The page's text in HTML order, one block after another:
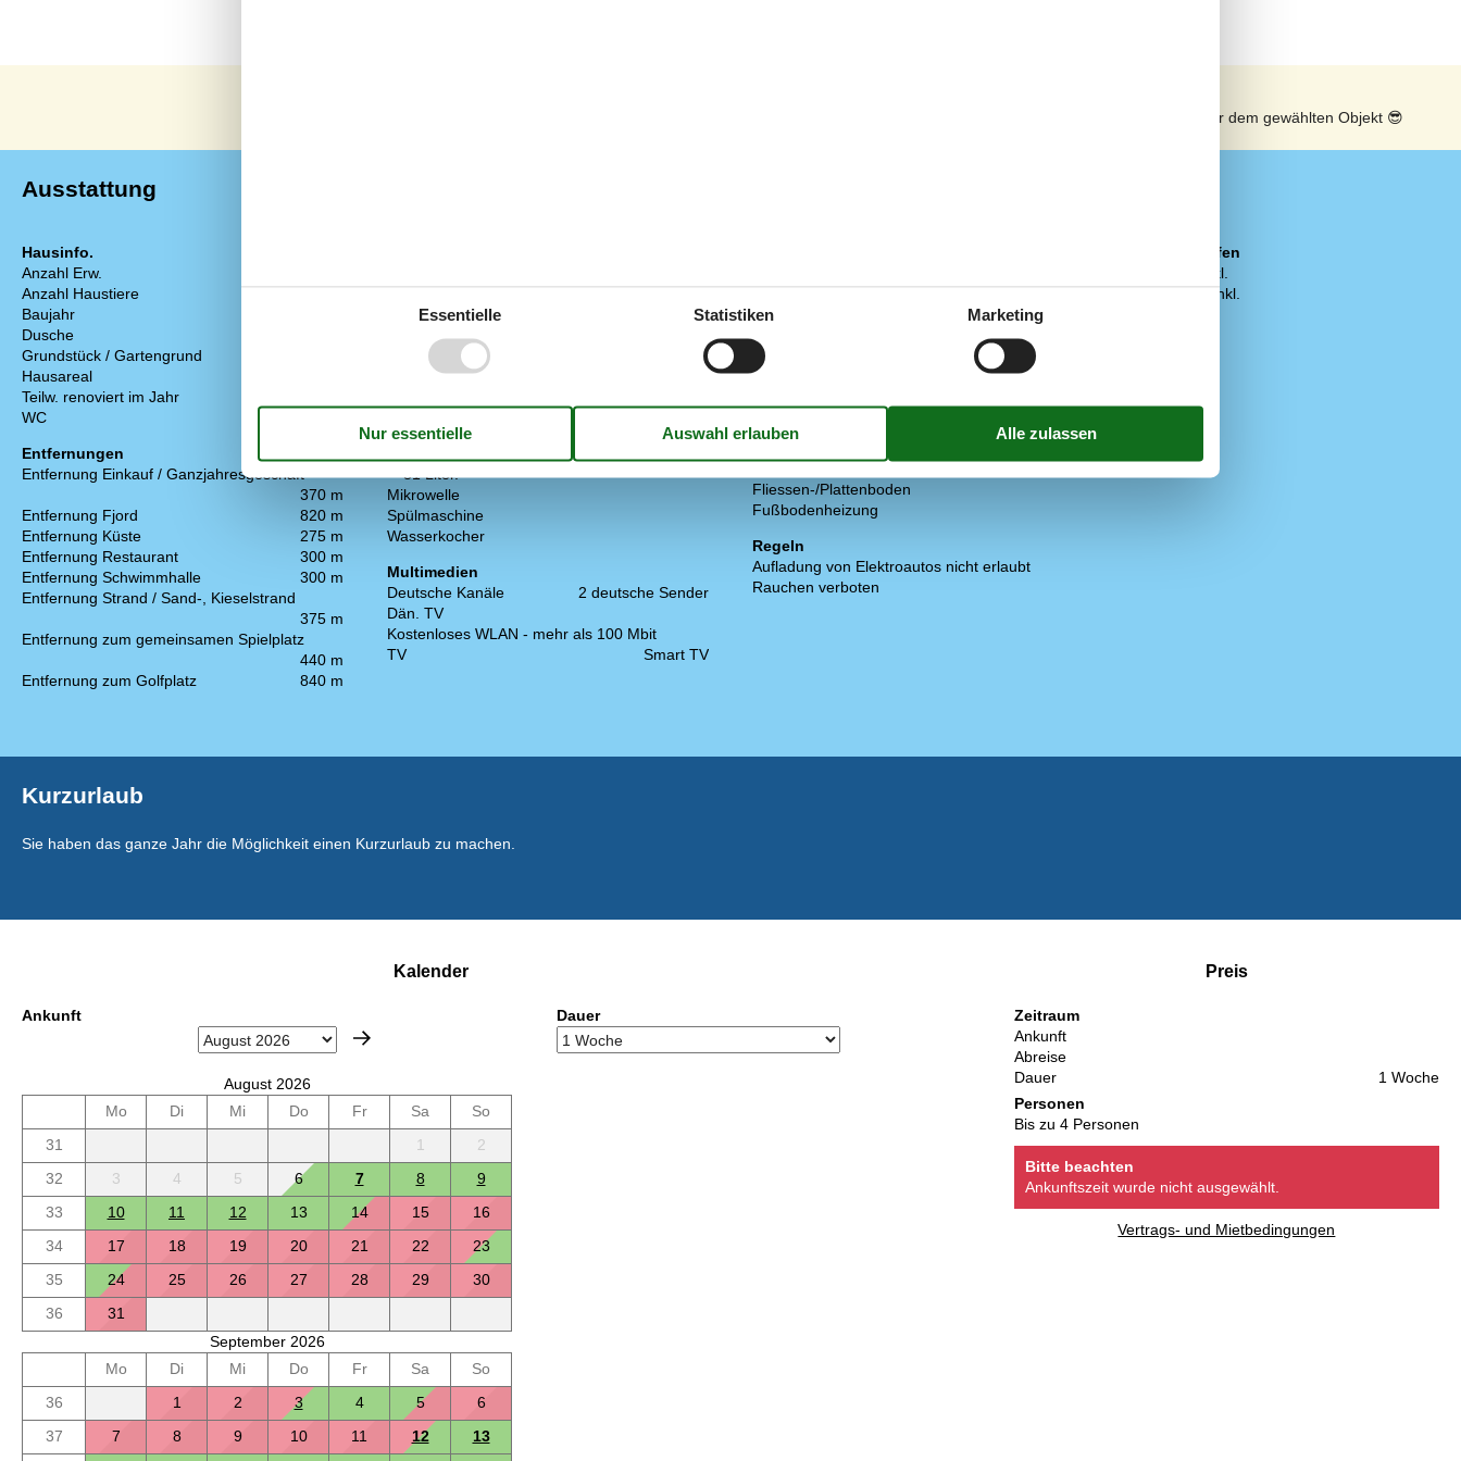
Sonnenstand über dem gewählten Objekt 😎
Ausstattung
Hausinfo.
Anzahl Erw.
Anzahl Haustiere
Baujahr
Dusche
Grundstück / Gartengrund
Hausareal
Teilw. renoviert im Jahr
WC
Entfernungen
Entfernung Einkauf / Ganzjahresgeschäft
370 m
Entfernung Fjord
820 m
Entfernung Küste
275 m
Entfernung Restaurant
300 m
Entfernung Schwimmhalle
300 m
Entfernung Strand / Sand-, Kieselstrand
375 m
Entfernung zum gemeinsamen Spielplatz
440 m
Entfernung zum Golfplatz
840 m
Abzugshaube
Backofen
Kochplatten
Kühlschrank m/Gefrierfach
81 Liter.
Mikrowelle
Spülmaschine
Wasserkocher
Multimedien
Deutsche Kanäle
2 deutsche Sender
Dän. TV
Kostenloses WLAN - mehr als 100 Mbit
TV
Smart TV
Draußen
Grill
Parken auf dem Grundstück
Diverse
Fliessen-/Plattenboden
Fußbodenheizung
Regeln
Aufladung von Elektroautos nicht erlaubt
Rauchen verboten
Preis inbegriffen
Bettwäsche inkl.
Endreinigung inkl.
Kurzurlaub
Sie haben das ganze Jahr die Möglichkeit einen Kurzurlaub zu machen.
Kalender
Ankunft
August 2026
Mo
Di Mi Do Fr Sa
So
31
1
2
32
3 4 5 6 7 8
9
33
10 11 12 13 14 15
16
34
17 18 19 20 21 22
23
35
24 25 26 27 28 29
30
36
31
September 2026
Mo
Di Mi Do Fr Sa
So
36
1 2 3 4 5
6
37
7 8 9 10 11 12 13
Dauer
Preis
Zeitraum
Ankunft
Abreise
Dauer
1 Woche
Personen
Bis zu 4 Personen
Bitte beachten
Ankunftszeit wurde nicht ausgewählt.
Vertrags- und Mietbedingungen
Essentielle Statistiken Marketing